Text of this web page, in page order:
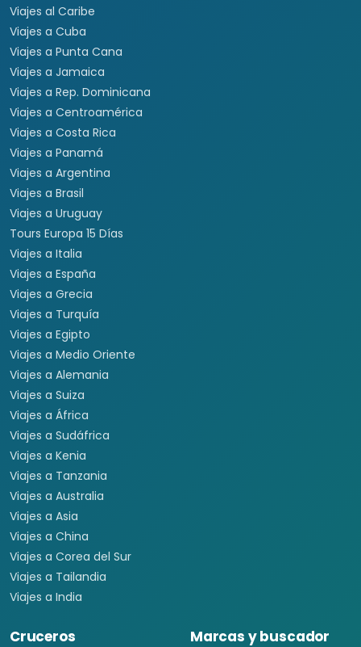
Viajes al Caribe
Viajes a Cuba
Viajes a Punta Cana
Viajes a Jamaica
Viajes a Rep. Dominicana
Viajes a Centroamérica
Viajes a Costa Rica
Viajes a Panamá
Viajes a Argentina
Viajes a Brasil
Viajes a Uruguay
Tours Europa 15 Días
Viajes a Italia
Viajes a España
Viajes a Grecia
Viajes a Turquía
Viajes a Egipto
Viajes a Medio Oriente
Viajes a Alemania
Viajes a Suiza
Viajes a África
Viajes a Sudáfrica
Viajes a Kenia
Viajes a Tanzania
Viajes a Australia
Viajes a Asia
Viajes a China
Viajes a Corea del Sur
Viajes a Tailandia
Viajes a India
Cruceros Marcas y buscador